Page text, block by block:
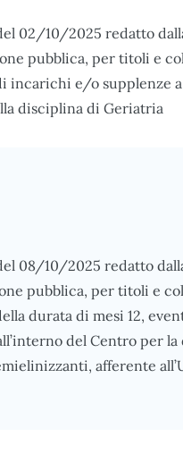
02/10/2025 redatto
pubblica, per titoli e
incarichi e/o supplenze
disciplina di Geriatria
08/10/2025 redatto
pubblica, per titoli e
durata di mesi 12,
del Centro per
afferente